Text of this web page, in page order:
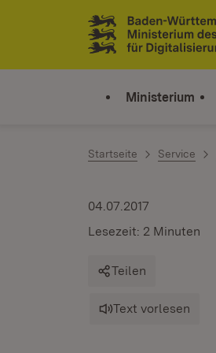
Zum Inhalt springen
Link zur Startseite
Ministerium
Startseite Service
04.07.2017
Lesezeit: 2 Minuten
Teilen
Text vorlesen